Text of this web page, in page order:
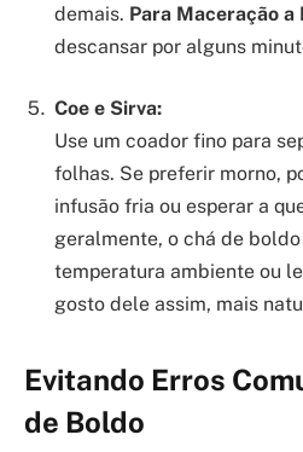
demais. Para Maceração a
descansar por alguns
Coe e Sirva:
Use um coador fino para
folhas. Se preferir morno,
infusão fria ou esperar a
geralmente, o chá de
temperatura ambiente ou
gosto dele assim, mais
Evitando Erros
de Boldo